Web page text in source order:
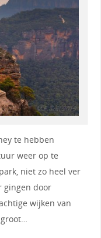
te hebben
weer op te
niet zo heel ver
gingen door
wijken van